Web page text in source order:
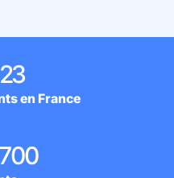
23
en France